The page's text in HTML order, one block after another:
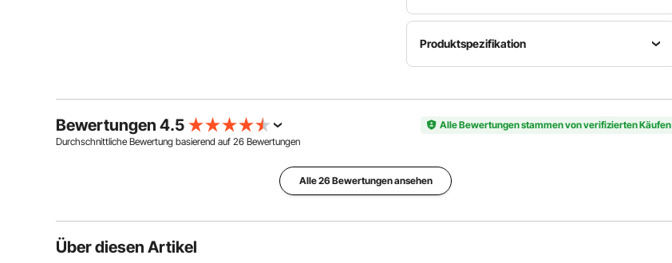
Produktspezifikation
Artikelmodellnummer
LJY9007
Flache
48 x10
der
Edelstahlp
Schwarze
Bewertungen 4.5
Alle Bewertungen stammen von verifizierten Käufen
Durchschnittliche Bewertung basierend auf 26 Bewertungen
Alle 26 Bewertungen ansehen
Über diesen Artikel